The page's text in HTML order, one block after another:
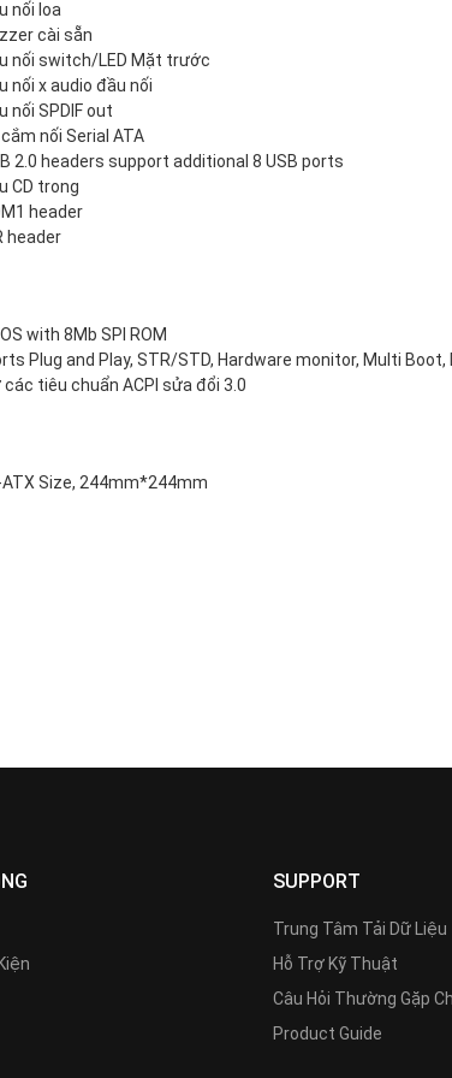
nối loa
cài sẵn
nối switch/LED Mặt trước
nối x audio đầu nối
nối SPDIF out
nối Serial ATA
2.0 headers support additional 8 USB ports
CD trong
header
header
with 8Mb SPI ROM
Plug and Play, STR/STD, Hardware monitor, Multi Boot,
các tiêu chuẩn ACPI sửa đổi 3.0
Size, 244mm*244mm
SUPPORT
Trung Tâm Tải Dữ Liệu
Hỗ Trợ Kỹ Thuật
Câu Hỏi Thường Gặp
Product Guide